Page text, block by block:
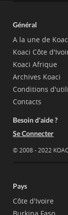
Général
A la une de
Koaci Côte
Koaci Afrique
Archives Koaci
Conditions
Contacts
Besoin d'aide ?
Se Connecter
© 2008 - 2022
Pays
Côte d'Ivoire